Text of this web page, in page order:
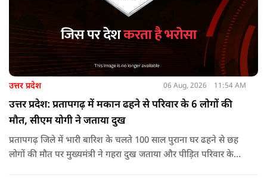
उत्तर प्रदेश 06 Aug, 2026 11:54 AM
उत्तर प्रदेश: प्रतापगढ़ में मकान ढहने से परिवार के 6 लोगों की
मौत, सीएम योगी ने जताया दुख
प्रतापगढ़ जिले में भारी बारिश के चलते 100 साल पुराना घर ढहने से छह
लोगों की मौत पर मुख्यमंत्री ने गहरा दुख जताया और पीड़ित परिवार के